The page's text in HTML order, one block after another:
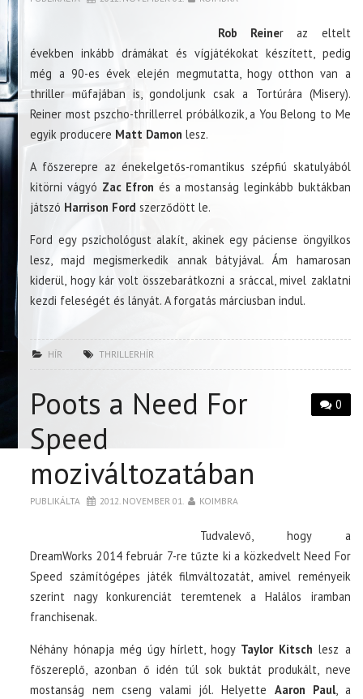
Rob Reiner az eltelt
években inkább drámákat és vígjátékokat készített, pedig
még a 90-es évek elején megmutatta, hogy otthon van a
thriller műfajában is, gondoljunk csak a Tortúrára (Misery).
Reiner most pszcho-thrillerrel próbálkozik, a You Belong to Me
egyik producere Matt Damon lesz.
A főszerepre az énekelgetős-romantikus szépfiú skatulyából
kitörni vágyó Zac Efron és a mostanság leginkább buktákban
játszó Harrison Ford szerződött le.
Ford egy pszichológust alakít, akinek egy páciense öngyilkos
lesz, majd megismerkedik annak bátyjával. Ám hamarosan
kiderül, hogy kár volt összebarátkozni a sráccal, mivel zaklatni
kezdi feleségét és lányát. A forgatás márciusban indul.
HÍR THRILLERHÍR
0
Poots a Need For
Speed
moziváltozatában
PUBLIKÁLTA 2012. NOVEMBER 01. KOIMBRA
Tudvalevő, hogy a
DreamWorks 2014 február 7-re tűzte ki a közkedvelt Need For
Speed számítógépes játék filmváltozatát, amivel reményeik
szerint nagy konkurenciát teremtenek a Halálos iramban
franchisenak.
Néhány hónapja még úgy hírlett, hogy Taylor Kitsch lesz a
főszereplő, azonban ő idén túl sok buktát produkált, neve
mostanság nem cseng valami jól. Helyette Aaron Paul, a